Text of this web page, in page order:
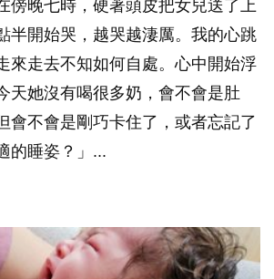
傍晚七時，硬著頭皮把女兒送了上
半開始哭，越哭越淒厲。我的心跳
來走去不知如何自處。心中開始浮
天她沒有喝很多奶，會不會是肚
會不會是剛巧卡住了，或者忘記了
的睡姿？」...